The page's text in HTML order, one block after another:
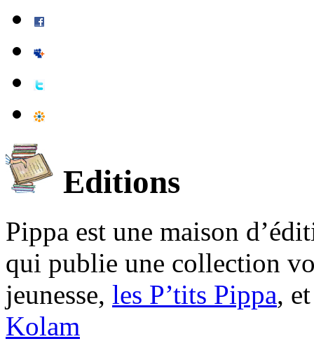
Editions
Pippa est une maison
qui publie une collection
jeunesse, les P’tits Pippa,
Kolam